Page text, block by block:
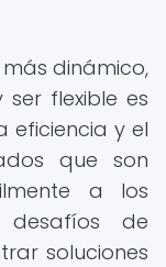
dinámico,
flexible es
eficiencia y el
que son
a los
desafíos de
soluciones